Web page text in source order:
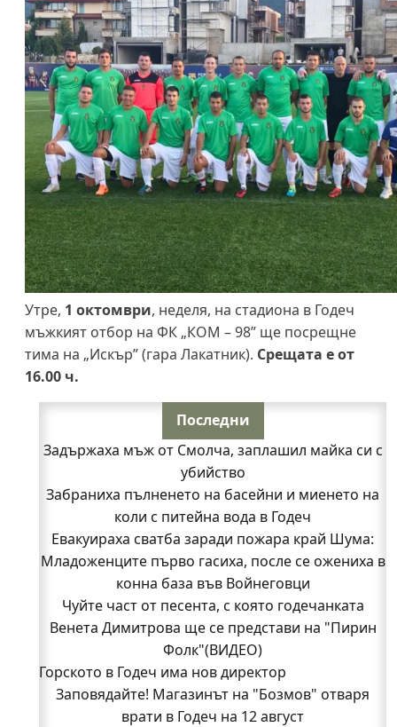
Утре, 1 октомври, неделя, на стадиона в Годеч
мъжкият отбор на ФК „КОМ – 98” ще посрещне
тима на „Искър” (гара Лакатник). Срещата е от
16.00 ч.
Последни
Задържаха мъж от Смолча, заплашил майка си с
убийство
Забраниха пълненето на басейни и миенето на
коли с питейна вода в Годеч
Евакуираха сватба заради пожара край Шума:
Младоженците първо гасиха, после се ожениха в
конна база във Войнеговци
Чуйте част от песента, с която годечанката
Венета Димитрова ще се представи на "Пирин
Фолк"(ВИДЕО)
Горското в Годеч има нов директор
Заповядайте! Магазинът на "Бозмов" отваря
врати в Годеч на 12 август